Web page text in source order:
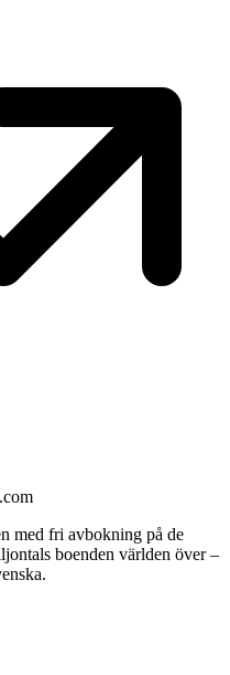
med fri avbokning på de
boenden världen över –